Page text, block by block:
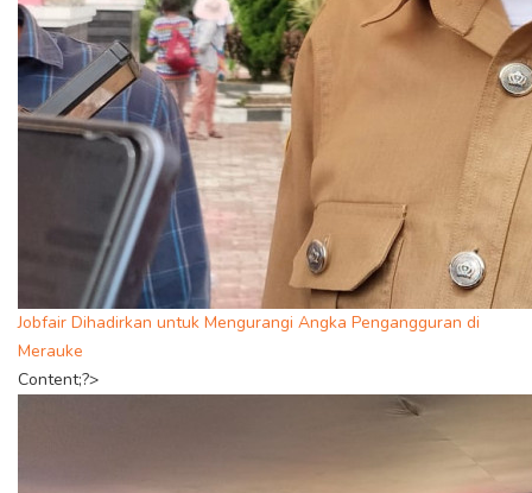
Jobfair Dihadirkan untuk Mengurangi Angka Pengangguran di
Merauke
Content;?>